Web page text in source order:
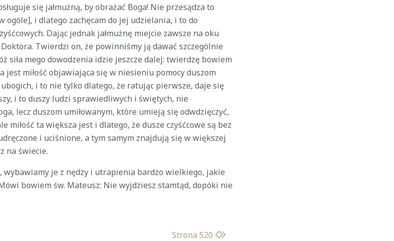
się jałmużną, by obrażać Boga! Nie przesądza to
ogóle], i dlatego zachęcam do jej udzielania, i to do
Dając jednak jałmużnę miejcie zawsze na oku
Twierdzi on, że powinniśmy ją dawać szczególnie
siła mego dowodzenia idzie jeszcze dalej: twierdzę bowiem
jest miłość objawiająca się w niesieniu pomocy duszom
i to nie tylko dlatego, że ratując pierwsze, daje się
i to duszy ludzi sprawiedliwych i świętych, nie
lecz duszom umiłowanym, które umieją się odwdzięczyć,
miłość ta większa jest i dlatego, że dusze czyśćcowe są bez
i uciśnione, a tym samym znajdują się w większej
na świecie.
wybawiamy je z nędzy i utrapienia bardzo wielkiego, jakie
bowiem św. Mateusz: Nie wyjdziesz stamtąd, dopóki nie
Strona 520